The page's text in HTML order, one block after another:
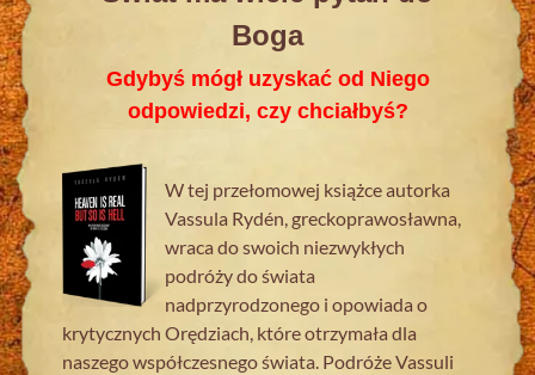
Boga
Gdybyś mógł uzyskać od Niego
odpowiedzi, czy chciałbyś?
W tej przełomowej książce autorka
Vassula Rydén, greckoprawosławna,
wraca do swoich niezwykłych
podróży do świata
nadprzyrodzonego i opowiada o
krytycznych Orędziach, które otrzymała dla
naszego współczesnego świata. Podróże Vassuli